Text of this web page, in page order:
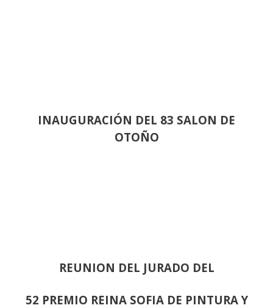
INAUGURACIÓN DEL 83 SALON DE
OTOÑO
REUNION DEL JURADO DEL
52 PREMIO REINA SOFIA DE PINTURA Y